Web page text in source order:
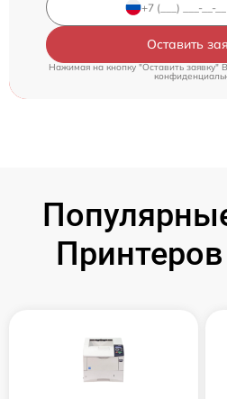
Оставить
Нажимая на кнопку "Оставить заявку"